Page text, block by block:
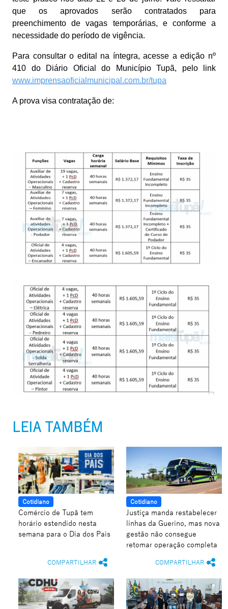
que os aprovados serão contratados para
preenchimento de vagas temporárias, e conforme a
necessidade do período de vigência.
Para consultar o edital na íntegra, acesse a edição nº
410 do Diário Oficial do Município Tupã, pelo link
www.imprensaoficialmunicipal.com.br/tupa
A prova visa contratação de:
LEIA TAMBÉM
Cotidiano
Comércio de Tupã tem
horário estendido nesta
semana para o Dia dos Pais
COMPARTILHAR
Cotidiano
Justiça manda restabelecer
linhas da Guerino, mas nova
gestão não consegue
retomar operação completa
COMPARTILHAR